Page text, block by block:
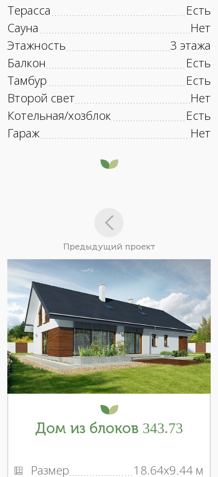
Терасса
Есть
Сауна
Нет
Этажность
3 этажа
Балкон
Есть
Тамбур
Есть
Второй свет
Нет
Котельная/хозблок
Есть
Гараж
Нет
Предыдущий проект
Дом из блоков 343.73
Размер
18.64x9.44 м